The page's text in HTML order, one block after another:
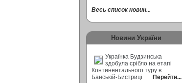
Весь список новин...
Новини України
Українка Будзинська
здобула срібло на етапі
Континентального туру в
Банській-Бистриці
Перейти...